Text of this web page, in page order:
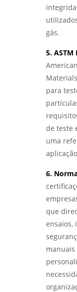
ENSAIOS
SUA
INSPEÇÃO
COMO
ENTENDA
ANÁLISE
ENTENDA
LABMETAL
ANÁLISE
gás.
5. ASTM
para
de teste
uma
6.
que
ensaios,
manuais